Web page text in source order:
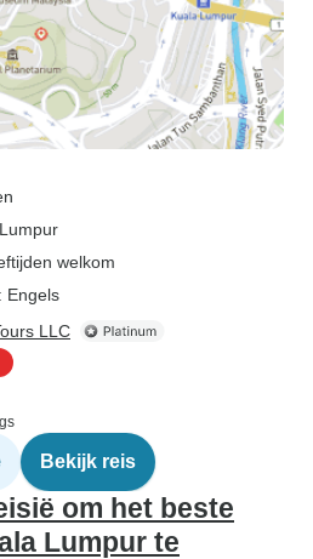
welkom
Engels
LLC
Bekijk reis
om het beste
Lumpur te